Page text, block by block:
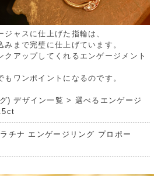
ャスに仕上げた指輪は、
まで完璧に仕上げています。
クアップしてくれるエンゲージメント
ワンポイントになるのです。
) デザイン一覧 > 選べるエンゲージ
チナ エンゲージリング プロポー